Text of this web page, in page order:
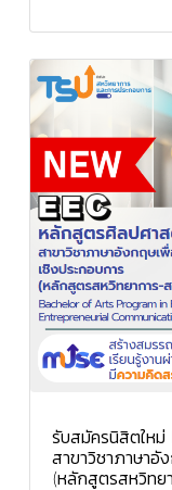
รับสมัครนิสิตให
สาขาวิชาภาษาอั
(หลักสูตรสหวิทย